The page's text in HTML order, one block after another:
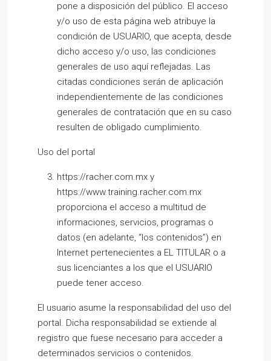
pone a disposición del público. El acceso
y/o uso de esta página web atribuye la
condición de USUARIO, que acepta, desde
dicho acceso y/o uso, las condiciones
generales de uso aquí reflejadas. Las
citadas condiciones serán de aplicación
independientemente de las condiciones
generales de contratación que en su caso
resulten de obligado cumplimiento.
Uso del portal
https://racher.com.mx y
https://www.training.racher.com.mx
proporciona el acceso a multitud de
informaciones, servicios, programas o
datos (en adelante, “los contenidos”) en
Internet pertenecientes a EL TITULAR o a
sus licenciantes a los que el USUARIO
puede tener acceso.
El usuario asume la responsabilidad del uso del
portal. Dicha responsabilidad se extiende al
registro que fuese necesario para acceder a
determinados servicios o contenidos.